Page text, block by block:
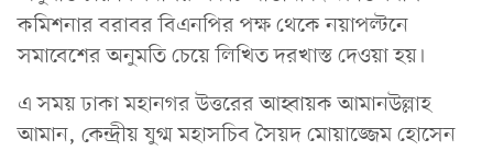
কমিশনার বরাবর বিএনপির পক্ষ থেকে নয়াপল্টনে
সমাবেশের অনুমতি চেয়ে লিখিত দরখাস্ত দেওয়া হয়।
এ সময় ঢাকা মহানগর উত্তরের আহ্বায়ক আমানউল্লাহ
আমান, কেন্দ্রীয় যুগ্ম মহাসচিব সৈয়দ মোয়াজ্জেম হোসেন